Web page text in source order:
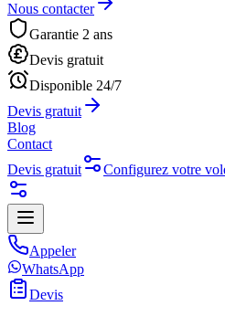
Nous contacter
Garantie 2 ans
Devis gratuit
Disponible 24/7
Devis gratuit
Blog
Contact
Devis gratuit
Configurez votre
Appeler
WhatsApp
Devis